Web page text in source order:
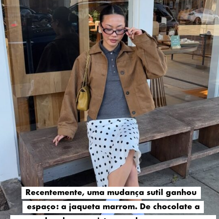
Recentemente, uma mudança sutil ganhou
espaço: a jaqueta marrom. De chocolate a
Recentemente, uma mudança sutil ganhou
espaço: a jaqueta marrom. De chocolate a